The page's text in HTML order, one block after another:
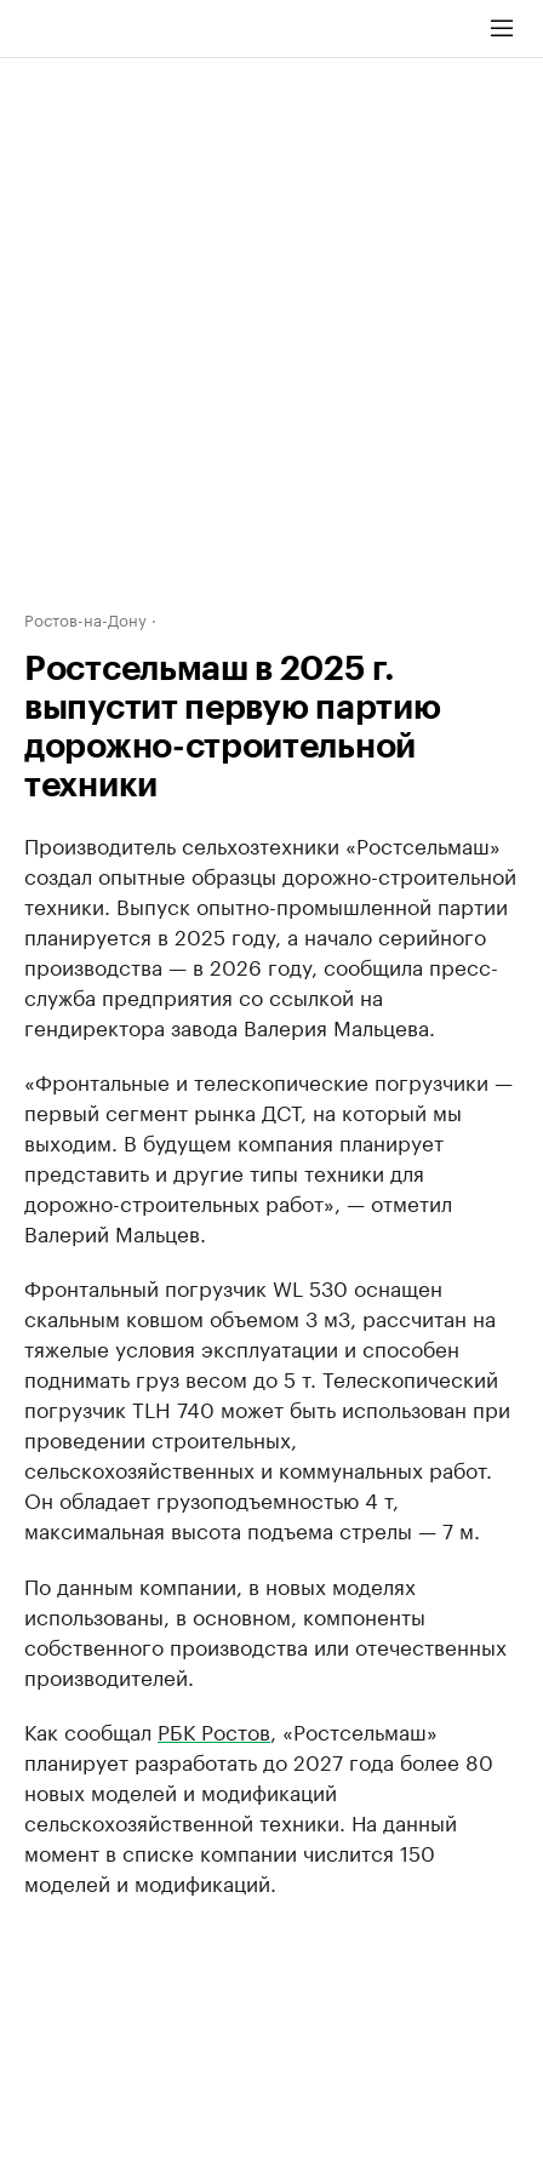
Ростов-на-Дону
Ростсельмаш в 2025 г.
выпустит первую партию
дорожно-строительной
техники
Производитель сельхозтехники «Ростсельмаш»
создал опытные образцы дорожно-строительной
техники. Выпуск опытно-промышленной партии
планируется в 2025 году, а начало серийного
производства — в 2026 году, сообщила пресс-
служба предприятия со ссылкой на
гендиректора завода Валерия Мальцева.
«Фронтальные и телескопические погрузчики —
первый сегмент рынка ДСТ, на который мы
выходим. В будущем компания планирует
представить и другие типы техники для
дорожно-строительных работ», — отметил
Валерий Мальцев.
Фронтальный погрузчик WL 530 оснащен
скальным ковшом объемом 3 м3, рассчитан на
тяжелые условия эксплуатации и способен
поднимать груз весом до 5 т. Телескопический
погрузчик TLH 740 может быть использован при
проведении строительных,
сельскохозяйственных и коммунальных работ.
Он обладает грузоподъемностью 4 т,
максимальная высота подъема стрелы — 7 м.
По данным компании, в новых моделях
использованы, в основном, компоненты
собственного производства или отечественных
производителей.
Как сообщал РБК Ростов , «Ростсельмаш»
планирует разработать до 2027 года более 80
новых моделей и модификаций
сельскохозяйственной техники. На данный
момент в списке компании числится 150
моделей и модификаций.